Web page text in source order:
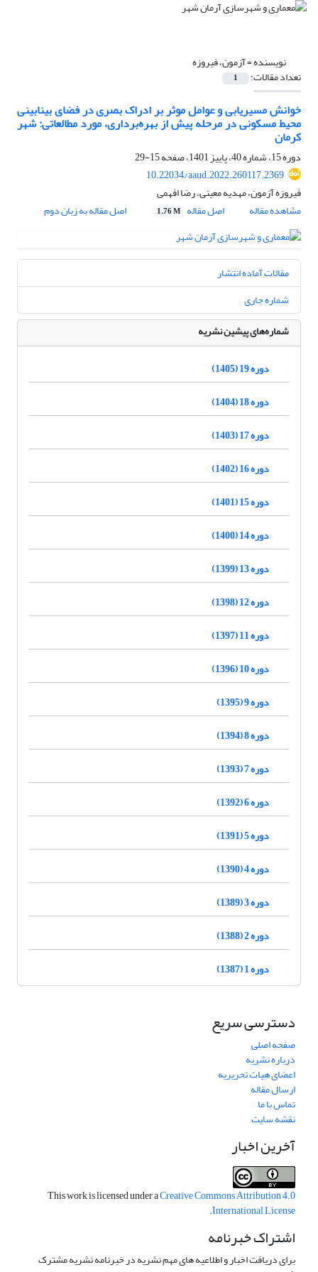
نویسنده =آزمون، فیروزه
تعداد مقالات: 1
خوانش مسیریابی و عوامل موثر بر ادراک بصری در فضای بینابینی
محیط مسکونی در مرحله پیش از بهره‌برداری، مورد مطالعاتی: شهر
کرمان
دوره 15، شماره 40، پاییز 1401، صفحه
15-29
10.22034/aaud.2022.260117.2369
فیروزه آزمون، مهدیه معینی، رضا افهمی
مشاهده مقاله
اصل مقاله 1.76 M اصل مقاله به زبان دوم
مقالات آماده انتشار
شماره جاری
شماره‌های پیشین نشریه
دوره 19 (1405)
دوره 18 (1404)
دوره 17 (1403)
دوره 16 (1402)
دوره 15 (1401)
دوره 14 (1400)
دوره 13 (1399)
دوره 12 (1398)
دوره 11 (1397)
دوره 10 (1396)
دوره 9 (1395)
دوره 8 (1394)
دوره 7 (1393)
دوره 6 (1392)
دوره 5 (1391)
دوره 4 (1390)
دوره 3 (1389)
دوره 2 (1388)
دوره 1 (1387)
دسترسی سریع
صفحه اصلی
درباره نشریه
اعضای هیات تحریریه
ارسال مقاله
تماس با ما
نقشه سایت
آخرین اخبار
This work is licensed under aCreative Commons Attribution 4.0
International License
.
اشتراک خبرنامه
برای دریافت اخبار و اطلاعیه های مهم نشریه در خبرنامه نشریه مشترک